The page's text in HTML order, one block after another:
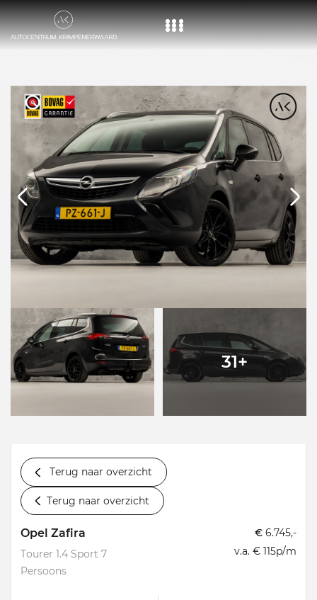
Aanbod
Diensten
Over ons
Vacature
Contact
31+
Terug naar overzicht
Terug naar overzicht
Opel Zafira
Tourer 1.4 Sport 7
Persoons
€ 6.745,-
v.a. € 115p/m